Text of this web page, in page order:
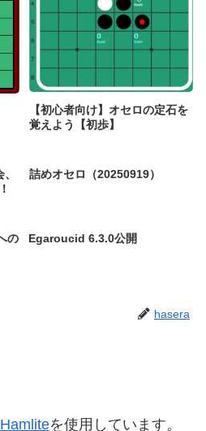
【初心者向け】オセロの定石を
覚えよう【初歩】
詰めオセロ（20250919）
の
Egaroucid 6.3.0公開
hasera
Hamliteを使用しています。